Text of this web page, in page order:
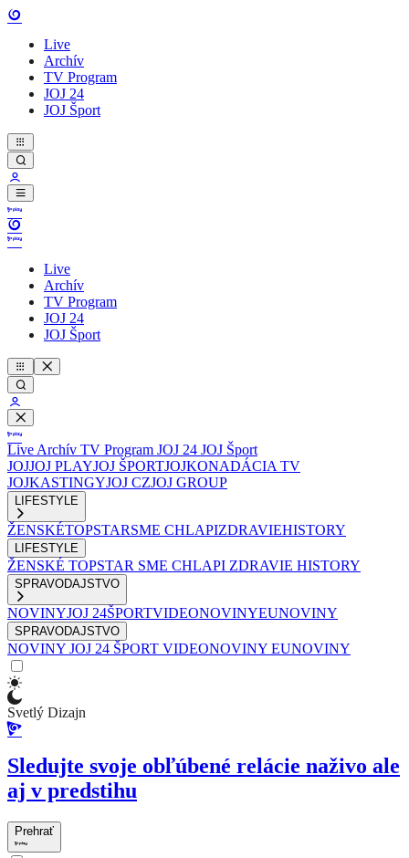
Live
Archív
TV Program
JOJ 24
JOJ Šport
Live
Archív
TV Program
JOJ 24
JOJ Šport
Live Archív TV Program JOJ 24 JOJ Šport
JOJJOJ PLAYJOJ ŠPORTJOJKONADÁCIA TV
JOJKASTINGYJOJ CZJOJ GROUP
LIFESTYLE
ŽENSKÉTOPSTARSME CHLAPIZDRAVIEHISTORY
LIFESTYLE
ŽENSKÉ TOPSTAR SME CHLAPI ZDRAVIE HISTORY
SPRAVODAJSTVO
NOVINYJOJ 24ŠPORTVIDEONOVINYEUNOVINY
SPRAVODAJSTVO
NOVINY JOJ 24 ŠPORT VIDEONOVINY EUNOVINY
Svetlý Dizajn
Sledujte svoje obľúbené relácie naživo ale
aj v predstihu
Prehrať